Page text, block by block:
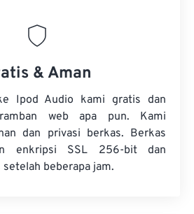
& Aman
Ipod Audio kami gratis dan
web apa pun. Kami
dan privasi berkas. Berkas
enkripsi SSL 256-bit dan
beberapa jam.